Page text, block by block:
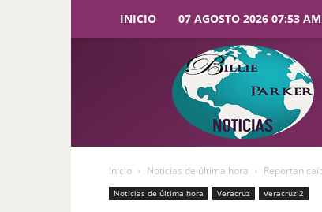
INICIO 07 AGOSTO 2026 07:53 AM
Parker
Noticias
Inicio Noticias de última hora Reportan
Noticias de última hora Veracruz Veracruz 2